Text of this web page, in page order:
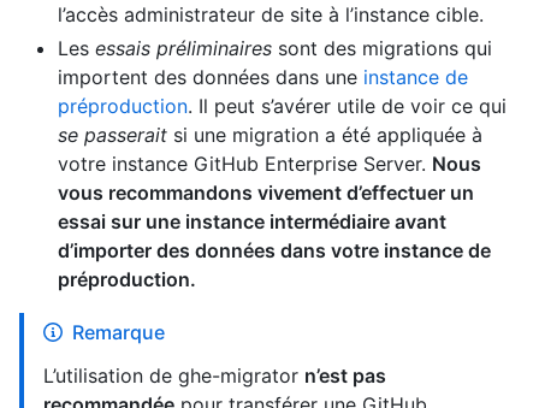
l’accès administrateur de site à l’instance cible.
Les essais préliminaires sont des migrations qui
importent des données dans une instance de
préproduction. Il peut s’avérer utile de voir ce qui
se passerait si une migration a été appliquée à
votre instance GitHub Enterprise Server. Nous
vous recommandons vivement d’effectuer un
essai sur une instance intermédiaire avant
d’importer des données dans votre instance de
préproduction.
Remarque
L’utilisation de ghe-migrator n’est pas